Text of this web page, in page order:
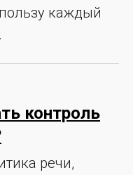
каждый
контроль
речи,